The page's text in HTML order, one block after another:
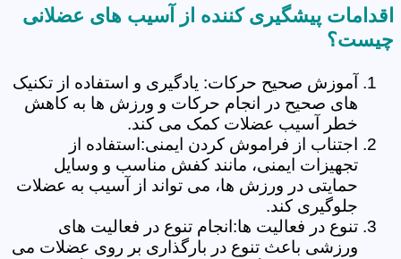
اقدامات پیشگیری کننده از آسیب های عضلانی
چیست؟
آموزش صحیح حرکات: یادگیری و استفاده از تکنیک
های صحیح در انجام حرکات و ورزش ها به کاهش
خطر آسیب عضلات کمک می کند.
اجتناب از فراموش کردن ایمنی:استفاده از
تجهیزات ایمنی، مانند کفش مناسب و وسایل
حمایتی در ورزش ها، می تواند از آسیب به عضلات
جلوگیری کند.
تنوع در فعالیت ها:انجام تنوع در فعالیت های
ورزشی باعث تنوع در بارگذاری بر روی عضلات می